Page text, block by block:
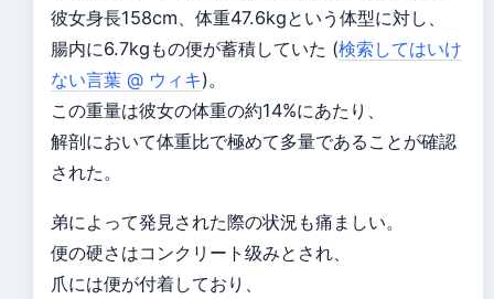
彼女身長158cm、体重47.6kgという体型に対し、
腸内に6.7kgもの便が蓄積していた (検索してはいけ
ない言葉 @ ウィキ)。
この重量は彼女の体重の約14%にあたり、
解剖において体重比で極めて多量であることが確認
された。
弟によって発見された際の状況も痛ましい。
便の硬さはコンクリート级みとされ、
爪には便が付着しており、